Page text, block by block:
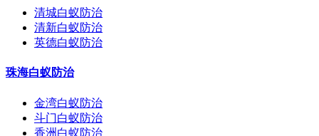
清城白蚁防治
清新白蚁防治
英德白蚁防治
珠海白蚁防治
金湾白蚁防治
斗门白蚁防治
香洲白蚁防治